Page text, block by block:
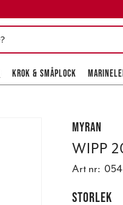
KROK & SMÅPLOCK
Myran
WIPP
Art nr:
STORLEK